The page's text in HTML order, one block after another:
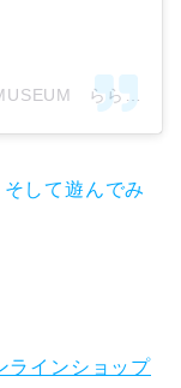
福岡おもちゃ美術館 FUKUOKA TOY MUSEUM ららぽーと福岡(@fukuokatoymuseum)がシェアした投稿
して遊んでみ
ラインショップ